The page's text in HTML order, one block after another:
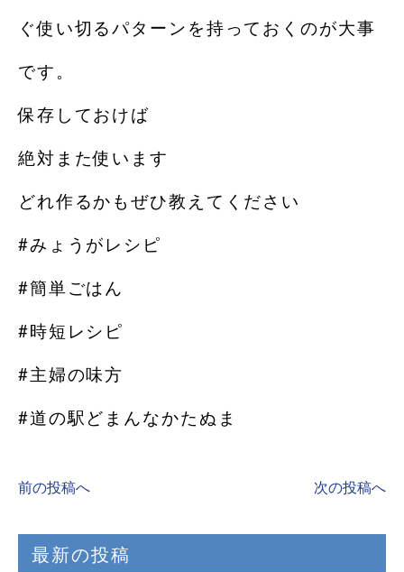
ぐ使い切るパターンを持っておくのが大事
です。
保存しておけば
絶対また使います
どれ作るかもぜひ教えてください️
#みょうがレシピ
#簡単ごはん
#時短レシピ
#主婦の味方
#道の駅どまんなかたぬま
前の投稿へ 次の投稿へ
最新の投稿